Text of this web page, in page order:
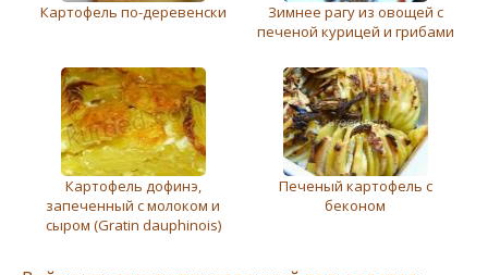
Картофель по-деревенски
Зимнее рагу из овощей с
печеной курицей и грибами
Картофель дофинэ,
запеченный с молоком и
сыром (Gratin dauphinois)
Печеный картофель с
беконом